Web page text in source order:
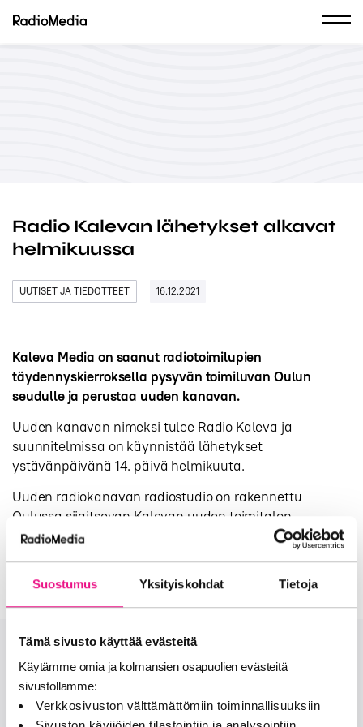
Suostumus Yksityiskohdat Tietoja
Tämä sivusto käyttää evästeitä
Käytämme omia ja kolmansien osapuolien evästeitä
sivustollamme:
Verkkosivuston välttämättömiin toiminnallisuuksiin
Radio Kalevan lähetykset alkavat
helmikuussa
UUTISET JA TIEDOTTEET 16.12.2021
Kaleva Media on saanut radiotoimilupien
täydennyskierroksella pysyvän toimiluvan Oulun
seudulle ja perustaa uuden kanavan.
Uuden kanavan nimeksi tulee Radio Kaleva ja
suunnitelmissa on käynnistää lähetykset
ystävänpäivänä 14. päivä helmikuuta.
Uuden radiokanavan radiostudio on rakennettu
Oulussa sijaitsevan Kalevan uuden toimitalon
katutasoon, josta ohikulkijat tulevat näkemään
Onko sinulla lisää kysymyksiä?
OTA MEIHIN YHTEYTTÄ